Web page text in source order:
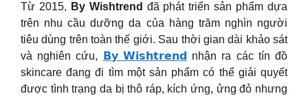
Từ 2015, By Wishtrend đã phát triển sản phẩm dựa
trên nhu cầu dưỡng da của hàng trăm nghìn người
tiêu dùng trên toàn thế giới. Sau thời gian dài khảo sát
và nghiên cứu,
𝗕𝘆 𝗪𝗶𝘀𝗵𝘁𝗿𝗲𝗻𝗱
nhận ra các tín đồ
skincare đang đi tìm một sản phẩm có thể giải quyết
được tình trạng da bị thô ráp, kích ứng, ửng đỏ nhưng